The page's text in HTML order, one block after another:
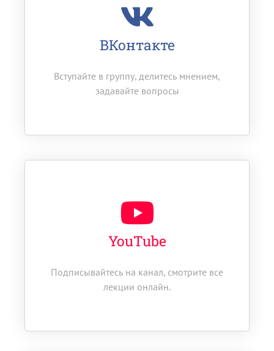
ВКонтакте
Вступайте в группу, делитесь мнением,
задавайте вопросы
YouTube
Подписывайтесь на канал, смотрите все
лекции онлайн.